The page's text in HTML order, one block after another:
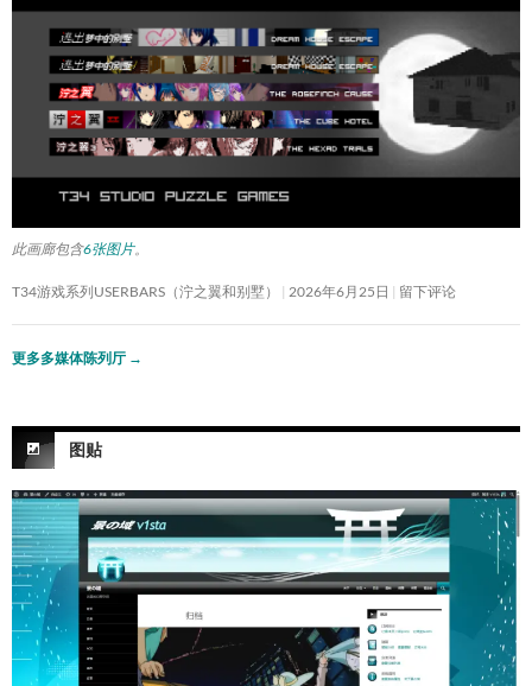
此画廊包含6张图片。
T34游戏系列USERBARS（泞之翼和别墅） 2026年6月25日 留下评论
更多多媒体陈列厅 →
图贴